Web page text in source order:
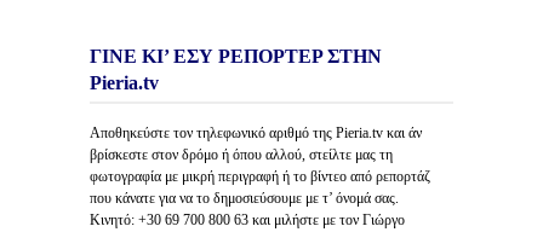
ΓΙΝΕ ΚΙ’ ΕΣΥ ΡΕΠΟΡΤΕΡ ΣΤΗΝ
Pieria.tv
Αποθηκεύστε τον τηλεφωνικό αριθμό της Pieria.tv και άν
βρίσκεστε στον δρόμο ή όπου αλλού, στείλτε μας τη
φωτογραφία με μικρή περιγραφή ή το βίντεο από ρεπορτάζ
που κάνατε για να το δημοσιεύσουμε με τ’ όνομά σας.
Κινητό: +30 69 700 800 63 και μιλήστε με τον Γιώργο